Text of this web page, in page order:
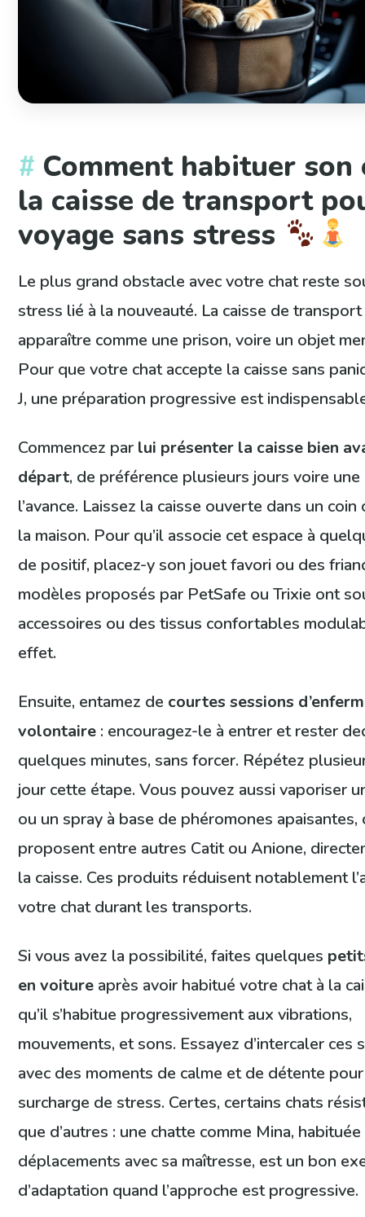
Comment habituer son
la caisse de transport
voyage sans stress
Le plus grand obstacle avec votre chat reste
stress lié à la nouveauté. La caisse de
apparaître comme une prison, voire un objet
Pour que votre chat accepte la caisse sans
J, une préparation progressive est
Commencez par lui présenter la caisse bien
départ, de préférence plusieurs jours voire une
l’avance. Laissez la caisse ouverte dans un coin
la maison. Pour qu’il associe cet espace à
de positif, placez-y son jouet favori ou des
modèles proposés par PetSafe ou Trixie ont
accessoires ou des tissus confortables
effet.
Ensuite, entamez de courtes sessions
volontaire : encouragez-le à entrer et rester
quelques minutes, sans forcer. Répétez
jour cette étape. Vous pouvez aussi vaporiser
ou un spray à base de phéromones apaisantes,
proposent entre autres Catit ou Anione,
la caisse. Ces produits réduisent notablement
votre chat durant les transports.
Si vous avez la possibilité, faites quelques
en voiture après avoir habitué votre chat à la
qu’il s’habitue progressivement aux vibrations,
mouvements, et sons. Essayez d’intercaler ces
avec des moments de calme et de détente
surcharge de stress. Certes, certains chats
que d’autres : une chatte comme Mina,
déplacements avec sa maîtresse, est un bon
d’adaptation quand l’approche est progressive.